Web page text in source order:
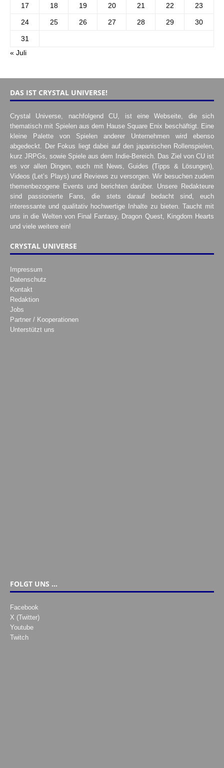
17 18 19 20 21 22 23
24 25 26 27 28 29 30
31
« Juli
DAS IST CRYSTAL UNIVERSE!
Crystal Universe, nachfolgend CU, ist eine Webseite, die sich
thematisch mit Spielen aus dem Hause Square Enix beschäftigt. Eine
kleine Palette von Spielen anderer Unternehmen wird ebenso
abgedeckt. Der Fokus liegt dabei auf den japanischen Rollenspielen,
kurz JRPGs, sowie Spiele aus dem Indie-Bereich. Das Ziel von CU ist
es vor allen Dingen, euch mit News, Guides (Tipps & Lösungen),
Videos (Let’s Plays) und Reviews zu versorgen. Wir besuchen zudem
themenbezogene Events und berichten darüber. Unsere Redakteure
sind passionierte Fans, die stets darauf bedacht sind, euch
interessante und qualitativ hochwertige Inhalte zu bieten. Taucht mit
uns in die Welten von Final Fantasy, Dragon Quest, Kingdom Hearts
und viele weitere ein!
CRYSTAL UNIVERSE
Impressum
Datenschutz
Kontakt
Redaktion
Jobs
Partner / Kooperationen
Unterstützt uns
FOLGT UNS …
Facebook
X (Twitter)
Youtube
Twitch